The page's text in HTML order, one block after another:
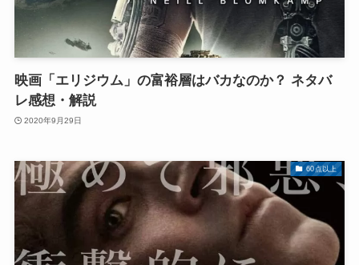
映画「エリジウム」の富裕層はバカなのか？ ネタバ
レ感想・解説
2020年9月29日
60点以上